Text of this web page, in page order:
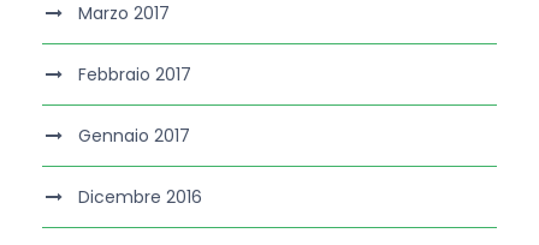
Marzo 2017
Febbraio 2017
Gennaio 2017
Dicembre 2016